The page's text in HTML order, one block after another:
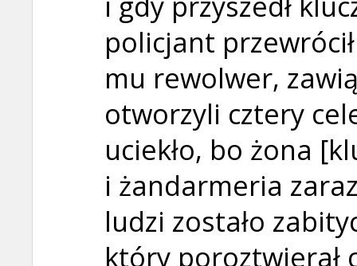
policjant
mu rewolwer,
otworzyli cztery
uciekło, bo żona
i żandarmeria
ludzi zostało
który poroztwierał